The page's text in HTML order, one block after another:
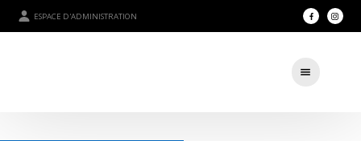
ESPACE D'ADMINISTRATION